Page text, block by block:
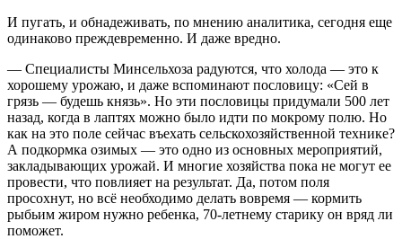
И пугать, и обнадеживать, по мнению аналитика, сегодня еще
одинаково преждевременно. И даже вредно.
— Специалисты Минсельхоза радуются, что холода — это к
хорошему урожаю, и даже вспоминают пословицу: «Сей в
грязь — будешь князь». Но эти пословицы придумали 500 лет
назад, когда в лаптях можно было идти по мокрому полю. Но
как на это поле сейчас въехать сельскохозяйственной технике?
А подкормка озимых — это одно из основных мероприятий,
закладывающих урожай. И многие хозяйства пока не могут ее
провести, что повлияет на результат. Да, потом поля
просохнут, но всё необходимо делать вовремя — кормить
рыбьим жиром нужно ребенка, 70-летнему старику он вряд ли
поможет.